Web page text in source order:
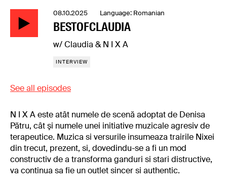
08.10.2025 Language: Romanian
BESTOFCLAUDIA
w/ Claudia & N I X A
INTERVIEW
See all episodes
N I X A este atât numele de scenă adoptat de Denisa
Pătru, cât şi numele unei initiative muzicale agresiv de
terapeutice. Muzica si versurile insumeaza trairile Nixei
din trecut, prezent, si, dovedindu-se a fi un mod
constructiv de a transforma ganduri si stari distructive,
va continua sa fie un outlet sincer si authentic.